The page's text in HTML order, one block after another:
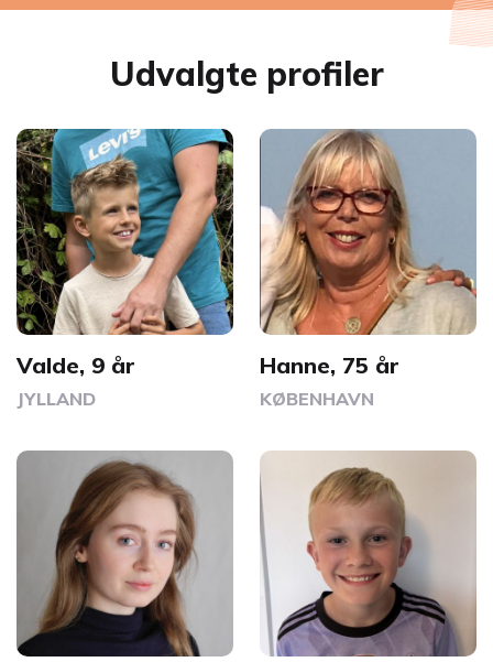
Udvalgte profiler
Valde, 9 år
JYLLAND
Hanne, 75 år
KØBENHAVN